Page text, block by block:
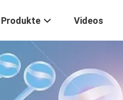
Produkte Videos